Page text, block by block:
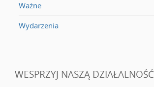
Ważne
Wydarzenia
WESPRZYJ NASZĄ DZIAŁALNOŚĆ